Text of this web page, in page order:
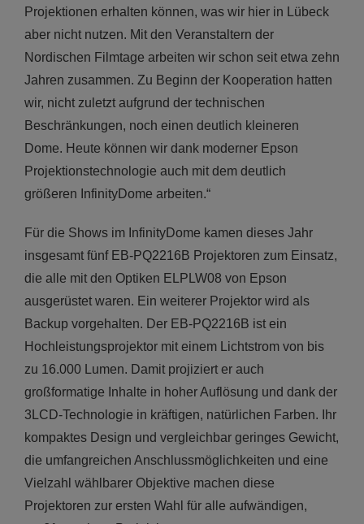
Projektionen erhalten können, was wir hier in Lübeck
aber nicht nutzen. Mit den Veranstaltern der
Nordischen Filmtage arbeiten wir schon seit etwa zehn
Jahren zusammen. Zu Beginn der Kooperation hatten
wir, nicht zuletzt aufgrund der technischen
Beschränkungen, noch einen deutlich kleineren
Dome. Heute können wir dank moderner Epson
Projektionstechnologie auch mit dem deutlich
größeren InfinityDome arbeiten.“
Für die Shows im InfinityDome kamen dieses Jahr
insgesamt fünf EB-PQ2216B Projektoren zum Einsatz,
die alle mit den Optiken ELPLW08 von Epson
ausgerüstet waren. Ein weiterer Projektor wird als
Backup vorgehalten. Der EB-PQ2216B ist ein
Hochleistungsprojektor mit einem Lichtstrom von bis
zu 16.000 Lumen. Damit projiziert er auch
großformatige Inhalte in hoher Auflösung und dank der
3LCD-Technologie in kräftigen, natürlichen Farben. Ihr
kompaktes Design und vergleichbar geringes Gewicht,
die umfangreichen Anschlussmöglichkeiten und eine
Vielzahl wählbarer Objektive machen diese
Projektoren zur ersten Wahl für alle aufwändigen,